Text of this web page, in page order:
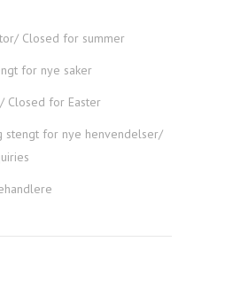
Closed for summer
for nye saker
Closed for Easter
stengt for nye henvendelser/